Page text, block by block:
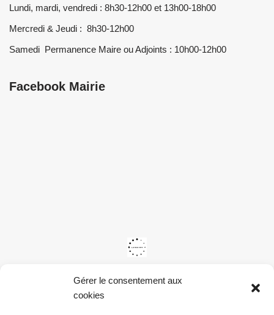
Gérer le consentement aux
cookies
Lundi, mardi, vendredi : 8h30-12h00 et 13h00-18h00
Mercredi & Jeudi : 8h30-12h00
Samedi Permanence Maire ou Adjoints : 10h00-12h00
Facebook Mairie